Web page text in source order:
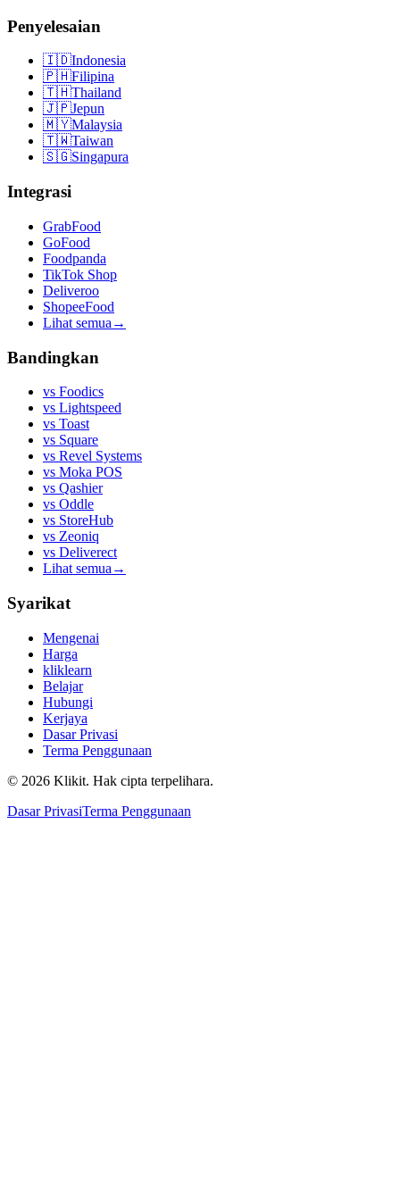
Penyelesaian
🇮🇩Indonesia
🇵🇭Filipina
🇹🇭Thailand
🇯🇵Jepun
🇲🇾Malaysia
🇹🇼Taiwan
🇸🇬Singapura
Integrasi
GrabFood
GoFood
Foodpanda
TikTok Shop
Deliveroo
ShopeeFood
Lihat semua →
Bandingkan
vs Foodics
vs Lightspeed
vs Toast
vs Square
vs Revel Systems
vs Moka POS
vs Qashier
vs Oddle
vs StoreHub
vs Zeoniq
vs Deliverect
Lihat semua →
Syarikat
Mengenai
Harga
kliklearn
Belajar
Hubungi
Kerjaya
Dasar Privasi
Terma Penggunaan
© 2026 Klikit. Hak cipta terpelihara.
Dasar PrivasiTerma Penggunaan